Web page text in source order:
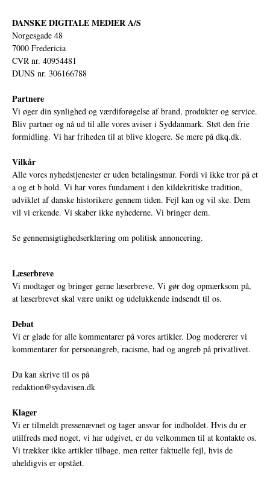
DANSKE DIGITALE MEDIER A/S
Norgesgade 48
7000 Fredericia
CVR nr. 40954481
DUNS nr. 306166788
Partnere
Vi øger din synlighed og værdiforøgelse af brand, produkter og service.
Bliv partner og nå ud til alle vores aviser i Syddanmark. Støt den frie
formidling. Vi har friheden til at blive klogere. Se mere på dkq.dk.
Vilkår
Alle vores nyhedstjenester er uden betalingsmur. Fordi vi ikke tror på et
a og et b hold. Vi har vores fundament i den kildekritiske tradition,
udviklet af danske historikere gennem tiden. Fejl kan og vil ske. Dem
vil vi erkende. Vi skaber ikke nyhederne. Vi bringer dem.
Se gennemsigtighedserklæring om politisk annoncering.
Læserbreve
Vi modtager og bringer gerne læserbreve. Vi gør dog opmærksom på,
at læserbrevet skal være unikt og udelukkende indsendt til os.
Debat
Vi er glade for alle kommentarer på vores artikler. Dog modererer vi
kommentarer for personangreb, racisme, had og angreb på privatlivet.
Du kan skrive til os på
redaktion@sydavisen.dk
Klager
Vi er tilmeldt pressenævnet og tager ansvar for indholdet. Hvis du er
utilfreds med noget, vi har udgivet, er du velkommen til at kontakte os.
Vi trækker ikke artikler tilbage, men retter faktuelle fejl, hvis de
uheldigvis er opstået.